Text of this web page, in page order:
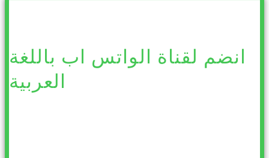
انضم لقناة الواتس اب باللغة
العربية